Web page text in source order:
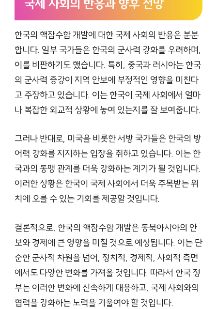
국제 사회의 반응과 향후 전망
한국의 핵잠수함 개발에 대한 국제 사회의 반응은 분분
합니다. 일부 국가들은 한국의 군사력 강화를 우려하며,
이를 비판하기도 했습니다. 특히, 중국과 러시아는 한국
의 군사력 증강이 지역 안보에 부정적인 영향을 미친다
고 주장하고 있습니다. 이는 한국이 국제 사회에서 얼마
나 복잡한 외교적 상황에 놓여 있는지를 잘 보여줍니다.
그러나 반대로, 미국을 비롯한 서방 국가들은 한국의 방
어력 강화를 지지하는 입장을 취하고 있습니다. 이는 한
국과의 동맹 관계를 더욱 강화하는 계기가 될 것입니다.
이러한 상황은 한국이 국제 사회에서 더욱 주목받는 위
치에 오를 수 있는 기회를 제공할 것입니다.
결론적으로, 한국의 핵잠수함 개발은 동북아시아의 안
보와 경제에 큰 영향을 미칠 것으로 예상됩니다. 이는 단
순한 군사적 차원을 넘어, 정치적, 경제적, 사회적 측면
에서도 다양한 변화를 가져올 것입니다. 따라서 한국 정
부는 이러한 변화에 신속하게 대응하고, 국제 사회와의
협력을 강화하는 노력을 기울여야 할 것입니다.